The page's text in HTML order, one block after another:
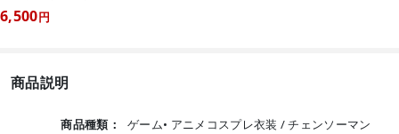
6,500円
商品説明
商品種類：
ゲーム• アニメコスプレ衣装 / チェンソーマン